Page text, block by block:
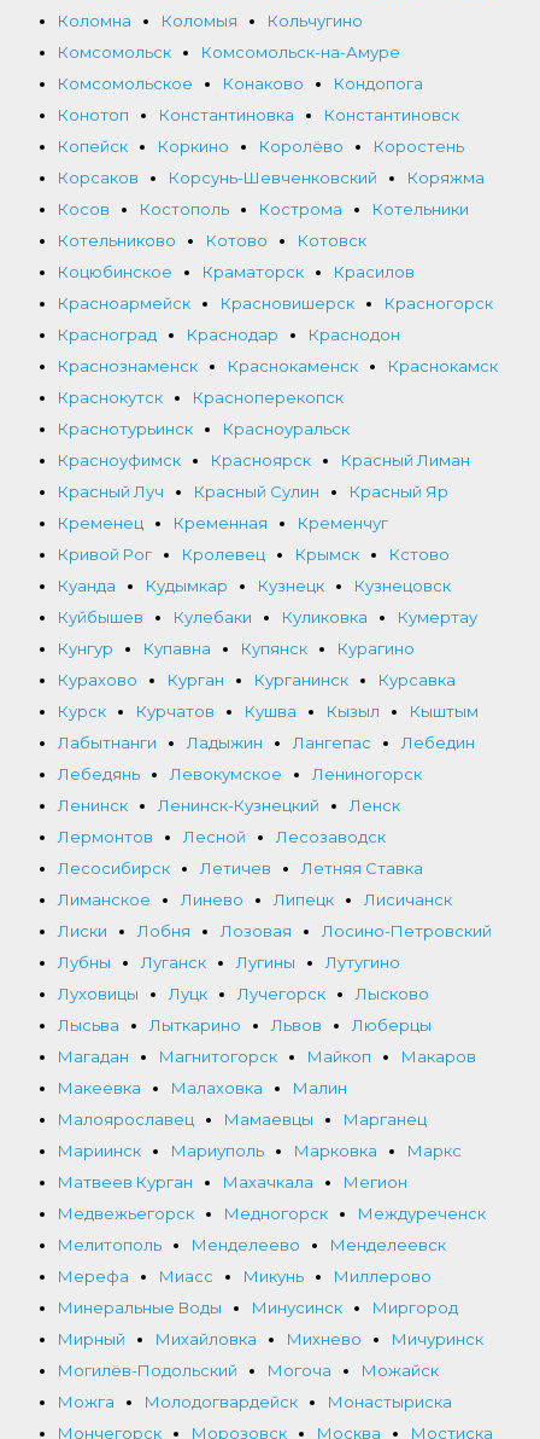
Коломна
Коломыя
Кольчугино
Комсомольск
Комсомольск-на-Амуре
Комсомольское
Конаково
Кондопога
Конотоп
Константиновка
Константиновск
Копейск
Коркино Королёво
Коростень
Корсаков
Корсунь-Шевченковский
Коряжма
Косов
Костополь Кострома
Котельники
Котельниково
Котово
Котовск
Коцюбинское
Краматорск
Красилов
Красноармейск
Красновишерск
Красногорск
Красноград
Краснодар
Краснодон
Краснознаменск
Краснокаменск
Краснокамск
Краснокутск
Красноперекопск
Краснотурьинск
Красноуральск
Красноуфимск
Красноярск
Красный Лиман
Красный Луч
Красный Сулин
Красный Яр
Кременец
Кременная
Кременчуг
Кривой Рог
Кролевец Крымск
Кстово
Куанда
Кудымкар Кузнецк
Кузнецовск
Куйбышев
Кулебаки Куликовка
Кумертау
Кунгур
Купавна Купянск
Курагино
Курахово
Курган Курганинск
Курсавка
Курск
Курчатов Кушва Кызыл
Кыштым
Лабытнанги
Ладыжин Лангепас
Лебедин
Лебедянь
Левокумское
Лениногорск
Ленинск
Ленинск-Кузнецкий
Ленск
Лермонтов
Лесной
Лесозаводск
Лесосибирск
Летичев
Летняя Ставка
Лиманское
Линево Липецк
Лисичанск
Лиски
Лобня Лозовая
Лосино-Петровский
Лубны
Луганск Лугины
Лутугино
Луховицы
Луцк Лучегорск
Лысково
Лысьва
Лыткарино Львов
Люберцы
Магадан
Магнитогорск Майкоп
Макаров
Макеевка
Малаховка
Малин
Малоярославец
Мамаевцы
Марганец
Мариинск
Мариуполь Марковка
Маркс
Матвеев Курган
Махачкала
Мегион
Медвежьегорск
Медногорск
Междуреченск
Мелитополь
Менделеево
Менделеевск
Мерефа
Миасс Микунь
Миллерово
Минеральные Воды
Минусинск
Миргород
Мирный
Михайловка Михнево
Мичуринск
Могилёв-Подольский
Могоча
Можайск
Можга
Молодогвардейск
Монастыриска
Мончегорск
Морозовск Москва Мостиска